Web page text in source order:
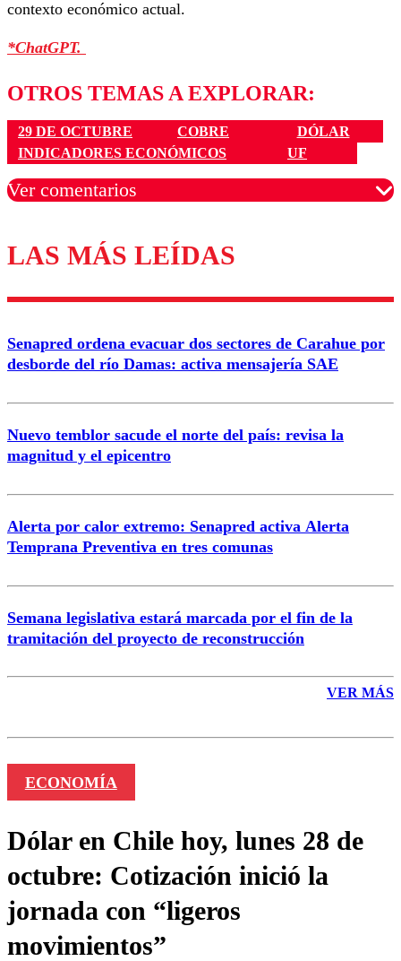
contexto económico actual.
*ChatGPT.
OTROS TEMAS A EXPLORAR:
29 DE OCTUBRE COBRE
DÓLAR
INDICADORES ECONÓMICOS
UF
Ver comentarios
Los comentarios son moderados para garantizar un
diálogo respetuoso.
Correo
LAS MÁS LEÍDAS
Senapred ordena evacuar dos sectores de Carahue por
desborde del río Damas: activa mensajería SAE
Nuevo temblor sacude el norte del país: revisa la
magnitud y el epicentro
Alerta por calor extremo: Senapred activa Alerta
Temprana Preventiva en tres comunas
Semana legislativa estará marcada por el fin de la
tramitación del proyecto de reconstrucción
VER MÁS
ECONOMÍA
Dólar en Chile hoy, lunes 28 de
octubre: Cotización inició la
jornada con “ligeros
movimientos”